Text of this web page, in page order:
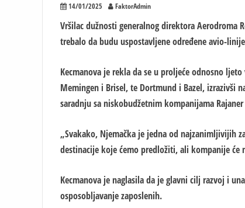
14/01/2025 FaktorAdmin
Vršilac dužnosti generalnog direktora Aerodroma
trebalo da budu uspostavljene određene avio-
Kecmanova je rekla da se u proljeće odnosno
Memingen i Brisel, te Dortmund i Bazel, izrazivši
saradnju sa niskobudžetnim kompanijama
„Svakako, Njemačka je jedna od najzanimljivijih
destinacije koje ćemo predložiti, ali kompanije
Kecmanova je naglasila da je glavni cilj razvoj i
osposobljavanje zaposlenih.